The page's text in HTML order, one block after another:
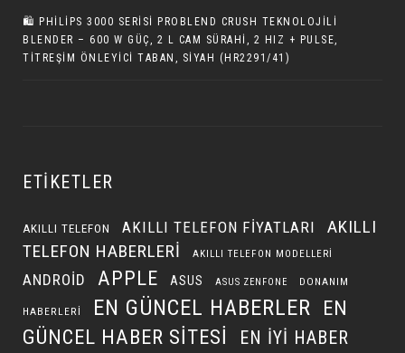
🛍 PHILIPS 3000 SERISI PROBLEND CRUSH TEKNOLOJILI
BLENDER – 600 W GÜÇ, 2 L CAM SÜRAHI, 2 HIZ + PULSE,
TITREŞIM ÖNLEYICI TABAN, SIYAH (HR2291/41)
ETIKETLER
AKILLI TELEFON AKILLI TELEFON FIYATLARI
AKILLI
TELEFON HABERLERI
AKILLI TELEFON MODELLERI
ANDROID APPLE ASUS ASUS ZENFONE DONANIM
HABERLERI EN GÜNCEL HABERLER EN
GÜNCEL HABER SITESI
EN IYI HABER